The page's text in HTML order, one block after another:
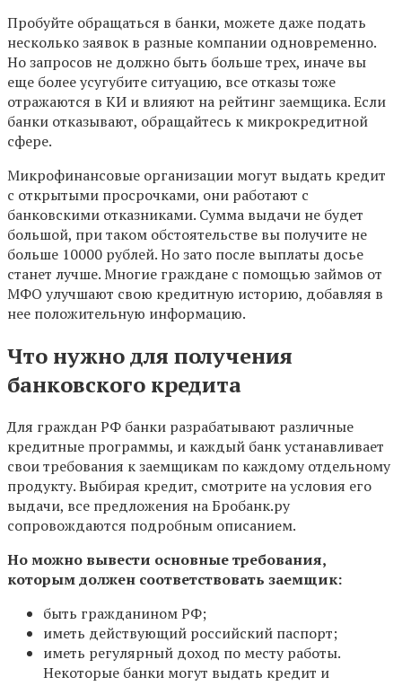
Пробуйте обращаться в банки, можете даже подать
несколько заявок в разные компании одновременно.
Но запросов не должно быть больше трех, иначе вы
еще более усугубите ситуацию, все отказы тоже
отражаются в КИ и влияют на рейтинг заемщика. Если
банки отказывают, обращайтесь к микрокредитной
сфере.
Микрофинансовые организации могут выдать кредит
с открытыми просрочками, они работают с
банковскими отказниками. Сумма выдачи не будет
большой, при таком обстоятельстве вы получите не
больше 10000 рублей. Но зато после выплаты досье
станет лучше. Многие граждане с помощью займов от
МФО улучшают свою кредитную историю, добавляя в
нее положительную информацию.
Что нужно для получения
банковского кредита
Для граждан РФ банки разрабатывают различные
кредитные программы, и каждый банк устанавливает
свои требования к заемщикам по каждому отдельному
продукту. Выбирая кредит, смотрите на условия его
выдачи, все предложения на Бробанк.ру
сопровождаются подробным описанием.
Но можно вывести основные требования,
которым должен соответствовать заемщик:
быть гражданином РФ;
иметь действующий российский паспорт;
иметь регулярный доход по месту работы.
Некоторые банки могут выдать кредит и